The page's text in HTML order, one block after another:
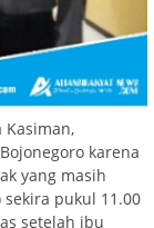
Kasiman,
karena
yang masih
pukul 11.00
setelah ibu